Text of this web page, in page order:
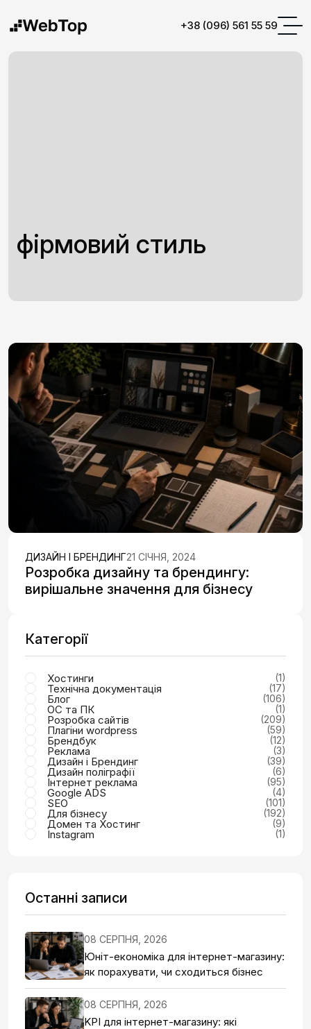
+38 (096) 561 55 59
фірмовий стиль
ДИЗАЙН І БРЕНДИНГ21 СІЧНЯ, 2024
Розробка дизайну та брендингу:
вирішальне значення для бізнесу
Категорії
Хостинги (1)
Технічна документація (17)
Блог (106)
ОС та ПК (1)
Розробка сайтів (209)
Плагіни wordpress (59)
Брендбук (12)
Реклама (3)
Дизайн і Брендинг (39)
Дизайн поліграфії (6)
Інтернет реклама (95)
Google ADS (4)
SEO (101)
Для бізнесу (192)
Домен та Хостинг (9)
Instagram (1)
Останні записи
08 СЕРПНЯ, 2026
Юніт-економіка для інтернет-магазину:
як порахувати, чи сходиться бізнес
08 СЕРПНЯ, 2026
KPI для інтернет-магазину: які